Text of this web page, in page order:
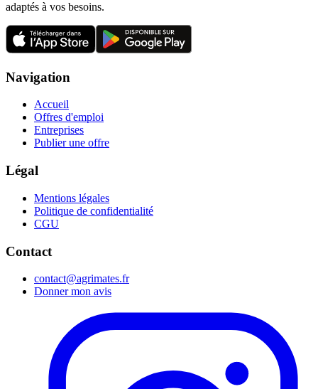
adaptés à vos besoins.
Navigation
Accueil
Offres d'emploi
Entreprises
Publier une offre
Légal
Mentions légales
Politique de confidentialité
CGU
Contact
contact@agrimates.fr
Donner mon avis